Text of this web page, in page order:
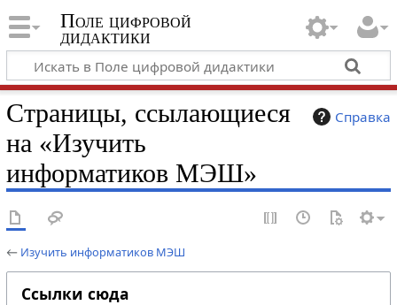
Поле цифровой
дидактики
Справка
Страницы, ссылающиеся
на «Изучить
информатиков МЭШ»
← Изучить информатиков МЭШ
Ссылки сюда